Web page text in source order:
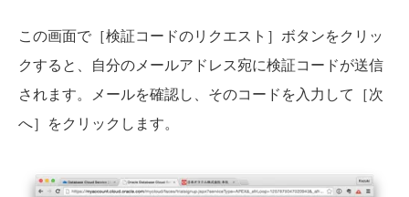
この画面で［検証コードのリクエスト］ボタンをクリッ
クすると、自分のメールアドレス宛に検証コードが送信
されます。メールを確認し、そのコードを入力して［次
へ］をクリックします。